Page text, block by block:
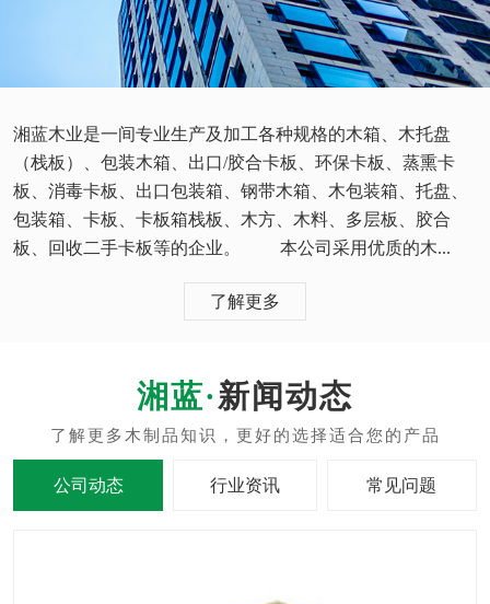
湘蓝木业是一间专业生产及加工各种规格的木箱、木托盘
（栈板）、包装木箱、出口/胶合卡板、环保卡板、蒸熏卡
板、消毒卡板、出口包装箱、钢带木箱、木包装箱、托盘、
包装箱、卡板、卡板箱栈板、木方、木料、多层板、胶合
板、回收二手卡板等的企业。 本公司采用优质的木...
了解更多
新闻动态
公司动态 行业资讯 常见问题